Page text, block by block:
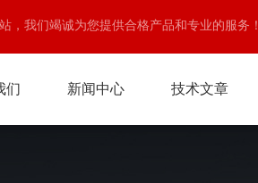
，我们竭诚为您提供合格产品和专业的服务！
们 新闻中心 技术文章